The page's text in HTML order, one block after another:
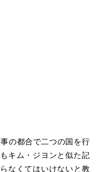
の都合で二つの国を行
キム・ジヨンと似た記
なくてはいけないと教